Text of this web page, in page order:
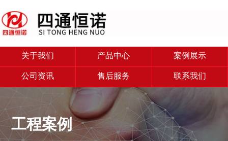
关于我们 产品中心 案例展示
公司资讯 售后服务 联系我们
工程案例